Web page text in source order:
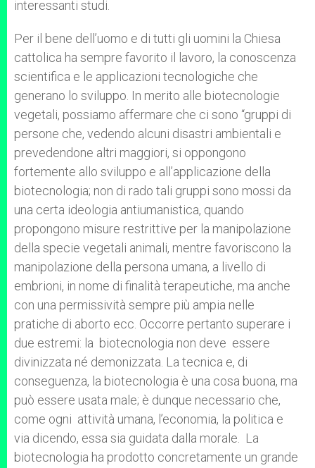
interessanti studi.
Per il bene dell’uomo e di tutti gli uomini la Chiesa
cattolica ha sempre favorito il lavoro, la conoscenza
scientifica e le applicazioni tecnologiche che
generano lo sviluppo. In merito alle biotecnologie
vegetali, possiamo affermare che ci sono “gruppi di
persone che, vedendo alcuni disastri ambientali e
prevedendone altri maggiori, si oppongono
fortemente allo sviluppo e all’applicazione della
biotecnologia; non di rado tali gruppi sono mossi da
una certa ideologia antiumanistica, quando
propongono misure restrittive per la manipolazione
della specie vegetali animali, mentre favoriscono la
manipolazione della persona umana, a livello di
embrioni, in nome di finalità terapeutiche, ma anche
con una permissività sempre più ampia nelle
pratiche di aborto ecc. Occorre pertanto superare i
due estremi: la biotecnologia non deve essere
divinizzata né demonizzata. La tecnica e, di
conseguenza, la biotecnologia è una cosa buona, ma
può essere usata male; è dunque necessario che,
come ogni attività umana, l’economia, la politica e
via dicendo, essa sia guidata dalla morale. La
biotecnologia ha prodotto concretamente un grande